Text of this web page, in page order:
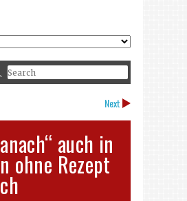
Next
auch in
ohne Rezept